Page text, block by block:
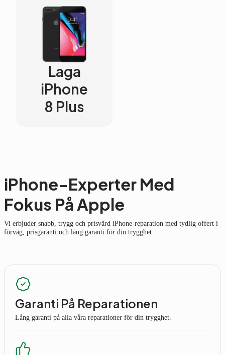
Laga
iPhone
8 Plus
iPhone-Experter Med
Fokus På Apple
Vi erbjuder snabb, trygg och prisvärd iPhone-reparation med tydlig offert i
förväg, prisgaranti och lång garanti för din trygghet.
Garanti På Reparationen
Lång garanti på alla våra reparationer för din trygghet.